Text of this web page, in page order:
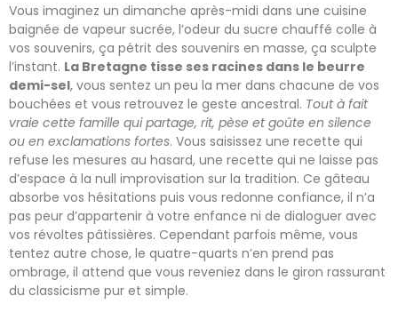
Vous imaginez un dimanche après-midi dans une cuisine
baignée de vapeur sucrée, l’odeur du sucre chauffé colle à
vos souvenirs, ça pétrit des souvenirs en masse, ça sculpte
l’instant. La Bretagne tisse ses racines dans le beurre
demi-sel, vous sentez un peu la mer dans chacune de vos
bouchées et vous retrouvez le geste ancestral. Tout à fait
vraie cette famille qui partage, rit, pèse et goûte en silence
ou en exclamations fortes. Vous saisissez une recette qui
refuse les mesures au hasard, une recette qui ne laisse pas
d’espace à la null improvisation sur la tradition. Ce gâteau
absorbe vos hésitations puis vous redonne confiance, il n’a
pas peur d’appartenir à votre enfance ni de dialoguer avec
vos révoltes pâtissières. Cependant parfois même, vous
tentez autre chose, le quatre-quarts n’en prend pas
ombrage, il attend que vous reveniez dans le giron rassurant
du classicisme pur et simple.